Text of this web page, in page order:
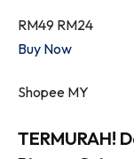
RM49 RM24
Buy Now
Shopee MY
TERMURAH!